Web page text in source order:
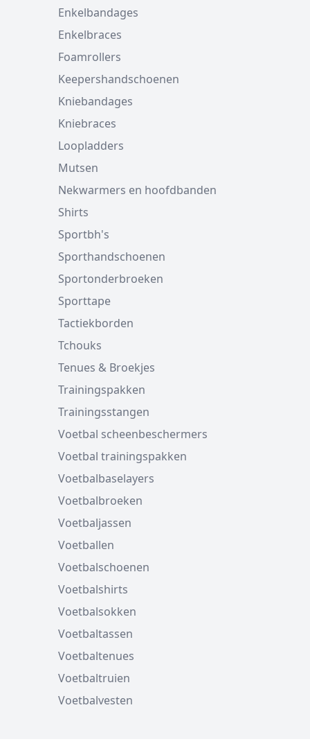
Enkelbandages
Enkelbraces
Foamrollers
Keepershandschoenen
Kniebandages
Kniebraces
Loopladders
Mutsen
Nekwarmers en hoofdbanden
Shirts
Sportbh's
Sporthandschoenen
Sportonderbroeken
Sporttape
Tactiekborden
Tchouks
Tenues & Broekjes
Trainingspakken
Trainingsstangen
Voetbal scheenbeschermers
Voetbal trainingspakken
Voetbalbaselayers
Voetbalbroeken
Voetbaljassen
Voetballen
Voetbalschoenen
Voetbalshirts
Voetbalsokken
Voetbaltassen
Voetbaltenues
Voetbaltruien
Voetbalvesten